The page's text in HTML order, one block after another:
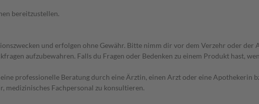
bereitzustellen.
und erfolgen ohne Gewähr. Bitte nimm dir vor dem Verzehr oder
aufzubewahren. Falls du Fragen oder Bedenken zu einem Produkt hast,
professionelle Beratung durch eine Ärztin, einen Arzt oder eine Apothekerin
Fachpersonal zu konsultieren.